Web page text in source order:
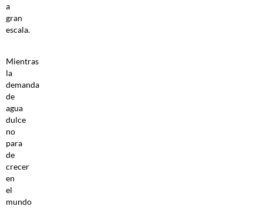
a
gran
escala.
Mientras
la
demanda
de
agua
dulce
no
para
de
crecer
en
el
mundo